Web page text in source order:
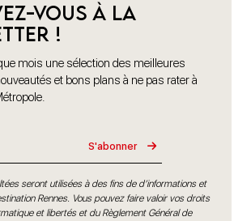
vous à la
!
mois une sélection des meilleures
et bons plans à ne pas rater à
S'abonner
seront utilisées à des fins de d’informations et
Rennes. Vous pouvez faire valoir vos droits
et libertés et du Règlement Général de